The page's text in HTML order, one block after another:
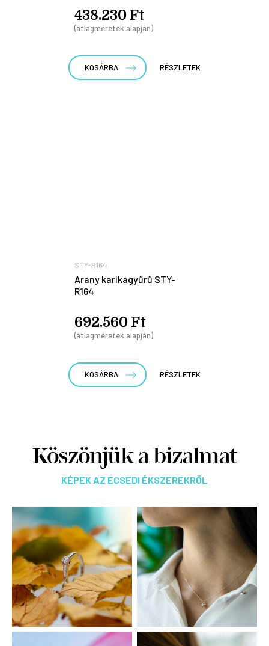
438.230 Ft
(átlagméretek alapján)
KOSÁRBA RÉSZLETEK
STY-R164
Arany karikagyűrű STY-
R164
692.560 Ft
(átlagméretek alapján)
KOSÁRBA RÉSZLETEK
Köszönjük a bizalmat
KÉPEK AZ ECSEDI ÉKSZEREKRŐL